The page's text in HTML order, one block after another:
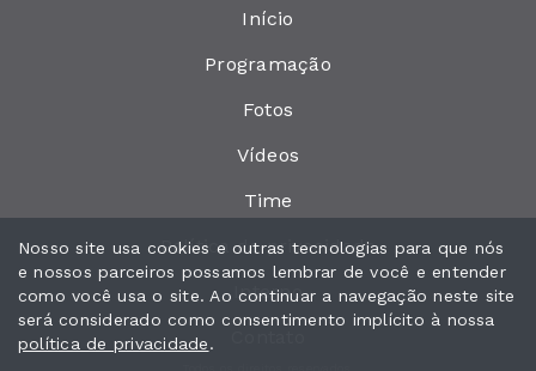
Início
Programação
Fotos
Vídeos
Time
Política de privacidade
Interno
Nosso site usa cookies e outras tecnologias para que nós
e nossos parceiros possamos lembrar de você e entender
como você usa o site. Ao continuar a navegação neste site
será considerado como consentimento implícito à nossa
política de privacidade.